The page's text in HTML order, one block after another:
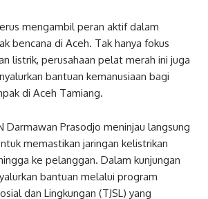
mengambil peran aktif dalam
bencana di Aceh. Tak hanya fokus
listrik, perusahaan pelat merah ini juga
bantuan kemanusiaan bagi
di Aceh Tamiang.
Darmawan Prasodjo meninjau langsung
memastikan jaringan kelistrikan
ke pelanggan. Dalam kunjungan
bantuan melalui program
dan Lingkungan (TJSL) yang